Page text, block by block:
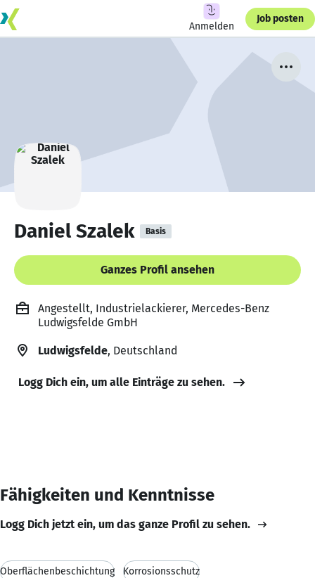
Anmelden
Job posten
Daniel Szalek Basis
Ganzes Profil ansehen
Angestellt, Industrielackierer, Mercedes-Benz
Ludwigsfelde GmbH
Ludwigsfelde, Deutschland
Logg Dich ein, um alle Einträge zu sehen.
Fähigkeiten und Kenntnisse
Logg Dich jetzt ein, um das ganze Profil zu sehen.
Oberflächenbeschichtung Korrosionsschutz